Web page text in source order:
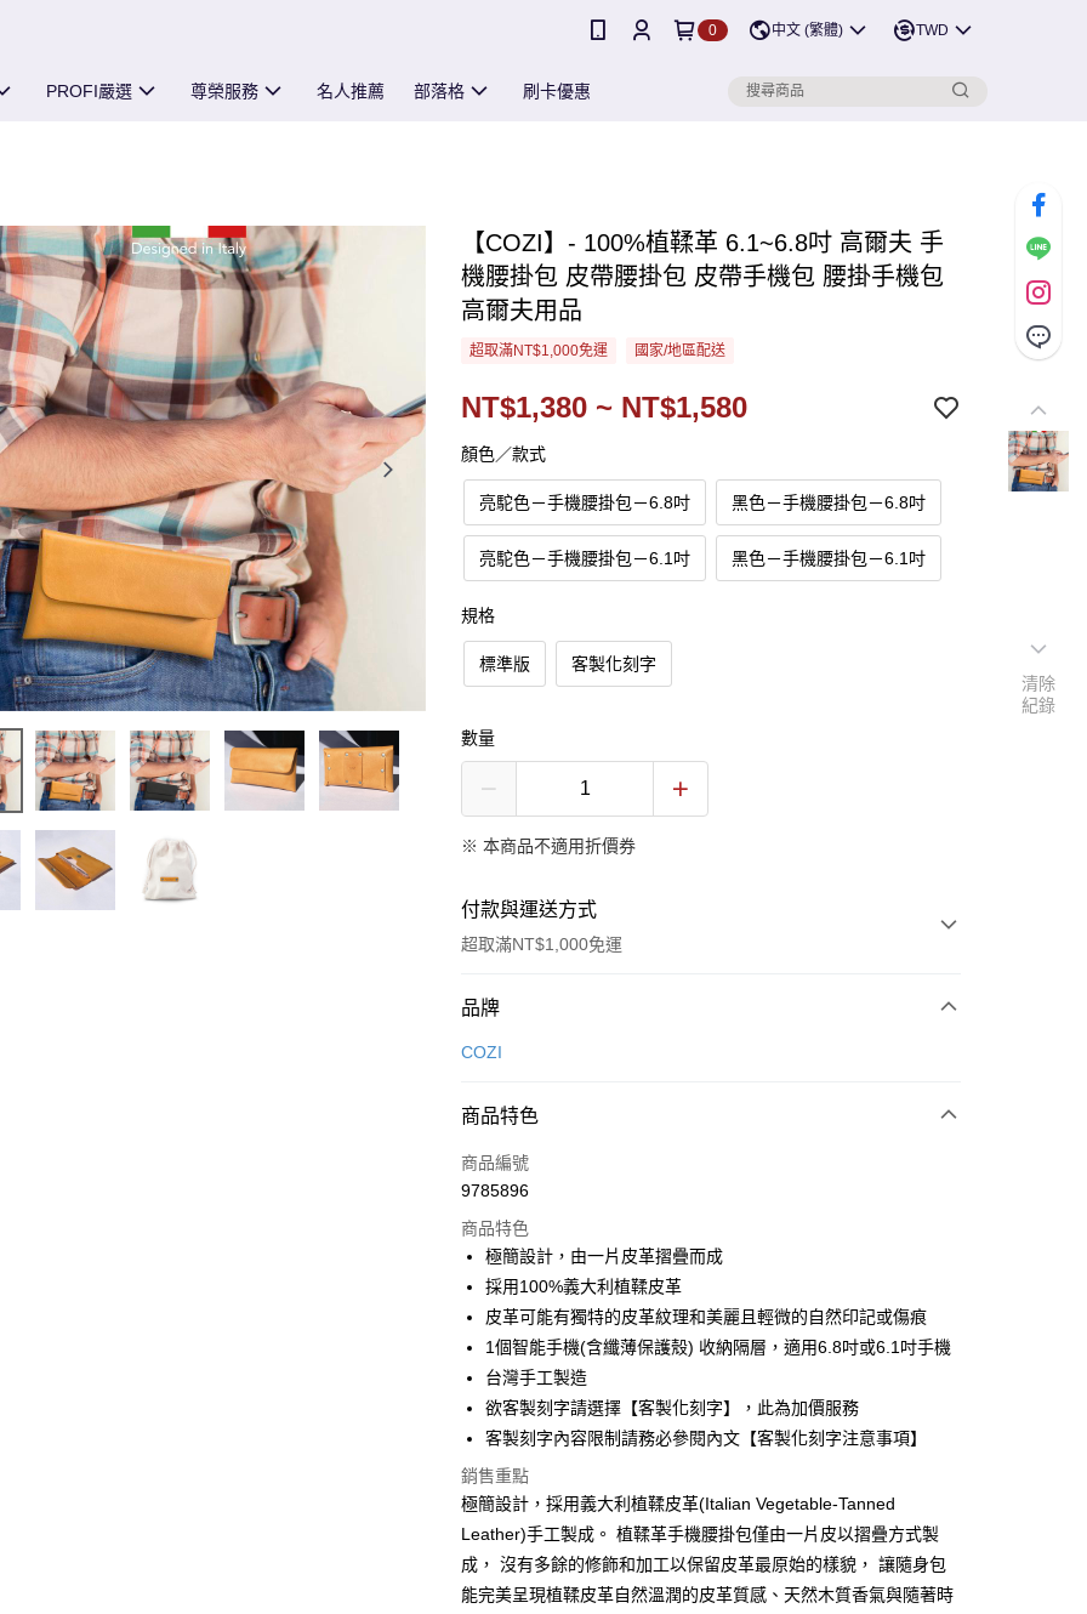
0 中文 (繁體) TWD
PROFI嚴選 尊榮服務 名人推薦 部落格 刷卡優惠
【COZI】- 100%植鞣革 6.1~6.8吋 高爾夫 手
機腰掛包 皮帶腰掛包 皮帶手機包 腰掛手機包
高爾夫用品
超取滿NT$1,000免運 國家/地區配送
NT$1,380 ~ NT$1,580
顏色／款式
亮駝色－手機腰掛包－6.8吋 黑色－手機腰掛包－6.8吋
亮駝色－手機腰掛包－6.1吋 黑色－手機腰掛包－6.1吋
規格
標準版 客製化刻字
數量
※ 本商品不適用折價券
付款與運送方式
超取滿NT$1,000免運
付款方式
信用卡一次付款
Apple Pay
街口支付
悠遊付
Google Pay
ATM付款
運送方式
全家取貨付款
每筆NT$60，滿NT$1,000(含以上)免運費
7-11取貨付款
每筆NT$60，滿NT$1,000(含以上)免運費
品牌
COZI
商品特色
商品編號
9785896
商品特色
極簡設計，由一片皮革摺疊而成
採用100%義大利植鞣皮革
皮革可能有獨特的皮革紋理和美麗且輕微的自然印記或傷痕
1個智能手機(含纖薄保護殼) 收納隔層，適用6.8吋或6.1吋手機
台灣手工製造
欲客製刻字請選擇【客製化刻字】，此為加價服務
客製刻字內容限制請務必參閱內文【客製化刻字注意事項】
銷售重點
極簡設計，採用義大利植鞣皮革(Italian Vegetable-Tanned
Leather)手工製成。 植鞣革手機腰掛包僅由一片皮以摺疊方式製
成， 沒有多餘的修飾和加工以保留皮革最原始的樣貌， 讓隨身包
能完美呈現植鞣皮革自然溫潤的皮革質感、天然木質香氣與隨著時
清除
紀錄